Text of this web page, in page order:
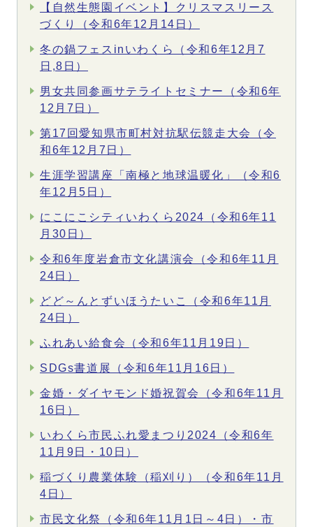
【自然生態園イベント】クリスマスリース
づくり（令和6年12月14日）
冬の鍋フェスinいわくら（令和6年12月7
日,8日）
男女共同参画サテライトセミナー（令和6年
12月7日）
第17回愛知県市町村対抗駅伝競走大会（令
和6年12月7日）
生涯学習講座「南極と地球温暖化」（令和6
年12月5日）
にこにこシティいわくら2024（令和6年11
月30日）
令和6年度岩倉市文化講演会（令和6年11月
24日）
どど～んとずいほうたいこ（令和6年11月
24日）
ふれあい給食会（令和6年11月19日）
SDGs書道展（令和6年11月16日）
金婚・ダイヤモンド婚祝賀会（令和6年11月
16日）
いわくら市民ふれ愛まつり2024（令和6年
11月9日・10日）
稲づくり農業体験（稲刈り）（令和6年11月
4日）
市民文化祭（令和6年11月1日～4日）・市